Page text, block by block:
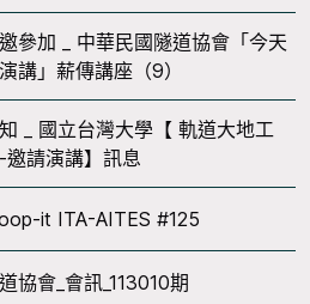
參加 _ 中華民國隧道協會「今天
講」薪傳講座（9）
_ 國立台灣大學【 軌道大地工
邀請演講】訊息
it ITA-AITES #125
協會_會訊_113010期